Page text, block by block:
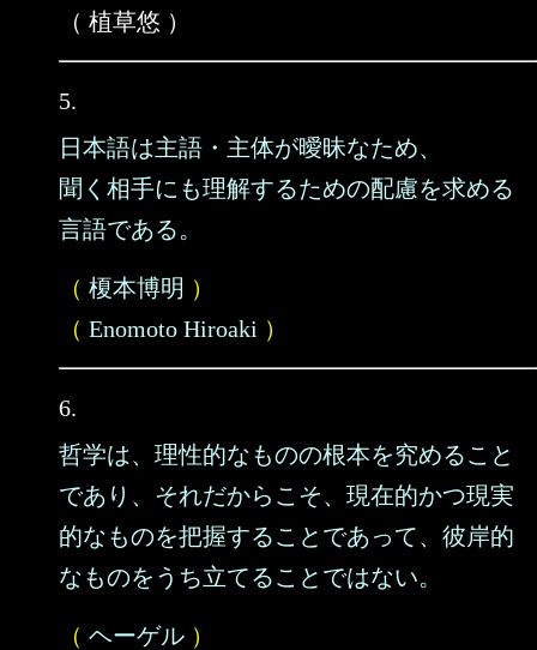
（ 植草悠 ）
5.
日本語は主語・主体が曖昧なため、
聞く相手にも理解するための配慮を求める
言語である。
（ 榎本博明 ）
（ Enomoto Hiroaki ）
6.
哲学は、理性的なものの根本を究めること
であり、それだからこそ、現在的かつ現実
的なものを把握することであって、彼岸的
なものをうち立てることではない。
（ ヘーゲル ）